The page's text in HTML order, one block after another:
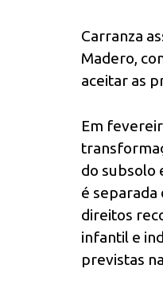
Carranza
Madero,
aceitar as
Em
do subsolo
é separada
direitos
infantil e
previstas